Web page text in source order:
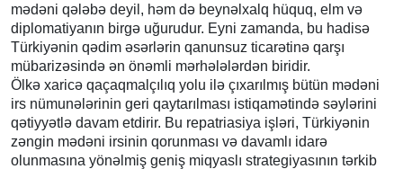
mədəni qələbə deyil, həm də beynəlxalq hüquq, elm və
diplomatiyanın birgə uğurudur. Eyni zamanda, bu hadisə
Türkiyənin qədim əsərlərin qanunsuz ticarətinə qarşı
mübarizəsində ən önəmli mərhələlərdən biridir.
Ölkə xaricə qaçaqmalçılıq yolu ilə çıxarılmış bütün mədəni
irs nümunələrinin geri qaytarılması istiqamətində səylərini
qətiyyətlə davam etdirir. Bu repatriasiya işləri, Türkiyənin
zəngin mədəni irsinin qorunması və davamlı idarə
olunmasına yönəlmiş geniş miqyaslı strategiyasının tərkib